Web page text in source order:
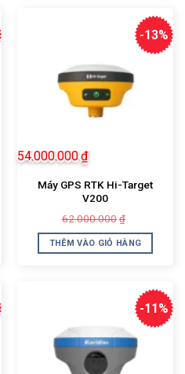
-13%
Máy GPS RTK Hi-Target
V200
62.000.000 ₫
là:
54.000.000₫
tại
là:
THÊM VÀO GIỎ HÀNG
-11%